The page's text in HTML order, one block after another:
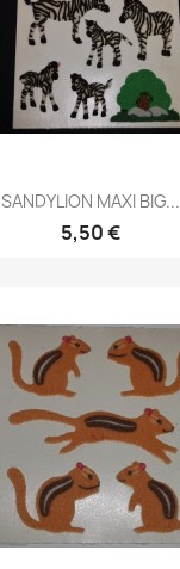
SANDYLION MAXI BIG...
5,50 €